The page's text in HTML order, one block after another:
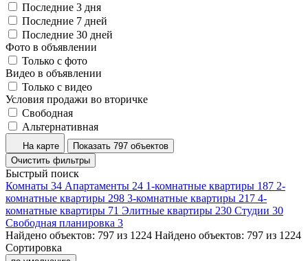
Последние 3 дня
Последние 7 дней
Последние 30 дней
Фото в объявлении
Только с фото
Видео в объявлении
Только с видео
Условия продажи во вторичке
Свободная
Альтернативная
На карте
Показать 797 объектов
Очистить фильтры
Быстрый поиск
Комнаты 34 Апартаменты 24 1-комнатные квартиры 187 2-
комнатные квартиры 298 3-комнатные квартиры 217 4-
комнатные квартиры 71 Элитные квартиры 230 Студии 30
Свободная планировка 3
Найдено объектов: 797 из 1224 Найдено объектов: 797 из 1224
Сортировка